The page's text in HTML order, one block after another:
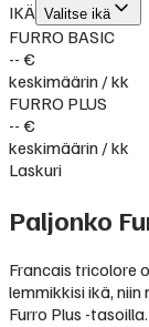
IKÄ Valitse ikä
FURRO BASIC
-- €
keskimäärin / kk
FURRO PLUS
-- €
keskimäärin / kk
Laskuri
Paljonko
Francais tricolore
lemmikkisi ikä,
Furro Plus -tasoilla.